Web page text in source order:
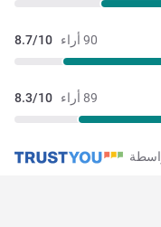
90 أراء 8.7/10
89 أراء 8.3/10